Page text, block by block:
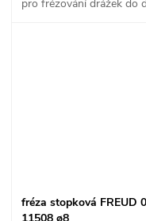
pro frézování drážek do
fréza stopková FREUD